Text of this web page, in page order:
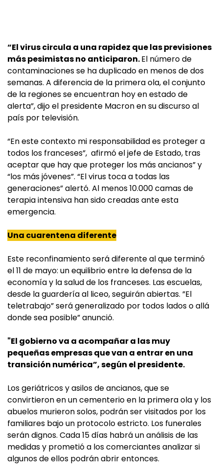
“El virus circula a una rapidez que las previsiones
más pesimistas no anticiparon.El número de
contaminaciones se ha duplicado en menos de dos
semanas. A diferencia de la primera ola, el conjunto
de la regiones se encuentran hoy en estado de
alerta”, dijo el presidente Macron en su discurso al
país por televisión.
“En este contexto mi responsabilidad es proteger a
todos los franceses”, afirmó el jefe de Estado, tras
aceptar que hay que proteger los más ancianos” y
“los más jóvenes”. “El virus toca a todas las
generaciones” alertó. Al menos 10.000 camas de
terapia intensiva han sido creadas ante esta
emergencia.
Una cuarentena diferente
Este reconfinamiento será diferente al que terminó
el 11 de mayo: un equilibrio entre la defensa de la
economía y la salud de los franceses. Las escuelas,
desde la guardería al liceo, seguirán abiertas. ”El
teletrabajo” será generalizado por todos lados o allá
donde sea posible” anunció.
"El gobierno va a acompañar a las muy
pequeñas empresas que van a entrar en una
transición numérica”, según el presidente.
Los geriátricos y asilos de ancianos, que se
convirtieron en un cementerio en la primera ola y los
abuelos murieron solos, podrán ser visitados por los
familiares bajo un protocolo estricto. Los funerales
serán dignos. Cada 15 días habrá un análisis de las
medidas y prometió a los comerciantes analizar si
algunos de ellos podrán abrir entonces.